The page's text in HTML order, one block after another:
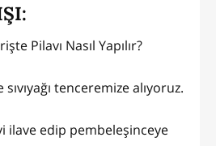
Pilavı Nasıl Yapılır?
tenceremize alıyoruz.
ilave edip pembeleşinceye